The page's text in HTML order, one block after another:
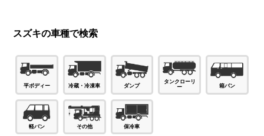
スズキの車種で検索
平ボディー 冷蔵・冷凍車 ダンプ
タンクローリ
ー
箱バン
軽バン その他 保冷車